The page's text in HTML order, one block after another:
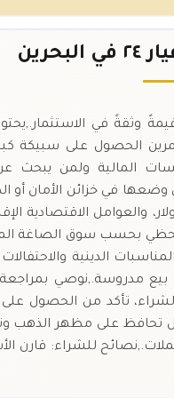
الوزن يتيح للمستثمرين الحصول
المالية ولمن يبحث
وضعها في خزائن الأمان أو
والعوامل الاقتصادية
لحظي بحسب سوق الصاغة
في المناسبات الدينية
بيع مدروسة.,نوصي بمراجعة
الشراء، تأكد من الحصول
تحافظ على مظهر الذهب
للشراء: قارن